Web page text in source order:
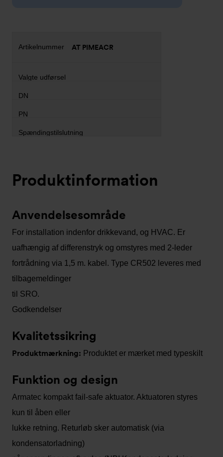
AT PIMEACR
Produktinformation
Anvendelsesområde
For installation indenfor drikkevand, og HVAC. Er
uafhængig af differenstryk og omstyres med 2-leder
fortrådning via 1,5 m. kabel. Type CR502 leveres med
tilbagemeldinger
til SRO.
Godkendelser
Kvalitetssikring
Produktmærkning: Produktet er mærket med typeskilt
Funktion og design
Armatec kompakt fail-safe aktuator. Aktuatoren styres
kun til åben eller
lukke retning. Returløb sker automatisk (via
kondensatorladning)